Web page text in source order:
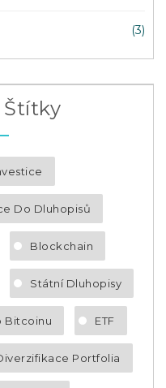
(3)
Štítky
Do Dluhopisů
Blockchain
Státní Dluhopisy
Bitcoinu ETF
Portfolia